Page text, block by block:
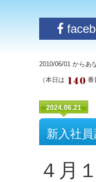
2010/06/01 からあ
（本日は 番
2024.06.21
新入社
４月